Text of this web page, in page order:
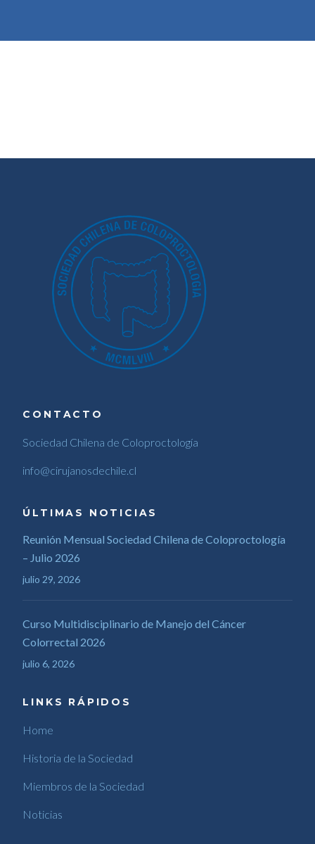
CONTACTO
Sociedad Chilena de Coloproctología
info@cirujanosdechile.cl
ÚLTIMAS NOTICIAS
Reunión Mensual Sociedad Chilena de Coloproctología
– Julio 2026
julio 29, 2026
Curso Multidisciplinario de Manejo del Cáncer
Colorrectal 2026
julio 6, 2026
LINKS RÁPIDOS
Home
Historia de la Sociedad
Miembros de la Sociedad
Noticias